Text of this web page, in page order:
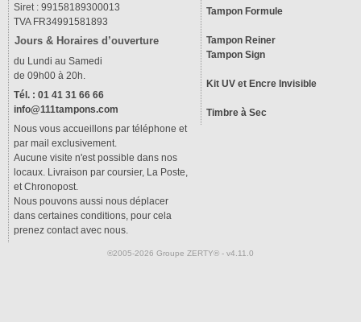
Siret : 99158189300013
TVA FR34991581893
Jours & Horaires d’ouverture
du Lundi au Samedi
de 09h00 à 20h.
Tél. : 01 41 31 66 66
info@111tampons.com
Nous vous accueillons par téléphone et
par mail exclusivement.
Aucune visite n'est possible dans nos
locaux. Livraison par coursier, La Poste,
et Chronopost.
Nous pouvons aussi nous déplacer
dans certaines conditions, pour cela
prenez contact avec nous.
Tampon Formule
Tampon Reiner
Tampon Sign
Kit UV et Encre Invisible
Timbre à Sec
®2005-2026 Groupe ZERTY® - v4.11.0